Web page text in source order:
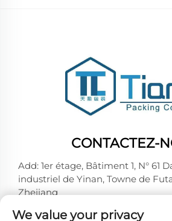
CONTACTEZ-
Add: 1er étage, Bâtiment 1, N° 61
industriel de Yinan, Towne de
Zhejiang
Tél. : +86-15727967357
We value your privacy